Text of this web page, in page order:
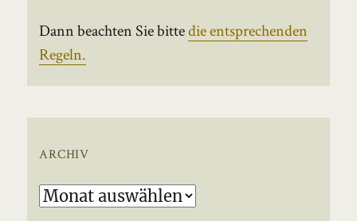
Dann beachten Sie bittedie entsprechenden
Regeln.
ARCHIV
Archiv